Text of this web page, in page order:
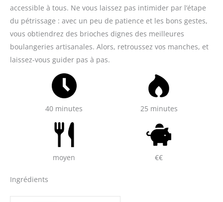
accessible à tous. Ne vous laissez pas intimider par l’étape
du pétrissage : avec un peu de patience et les bons gestes,
vous obtiendrez des brioches dignes des meilleures
boulangeries artisanales. Alors, retroussez vos manches, et
laissez-vous guider pas à pas.
40 minutes 25 minutes
moyen €€
Ingrédients